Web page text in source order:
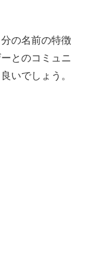
の名前の特徴
とのコミュニ
いでしょう。